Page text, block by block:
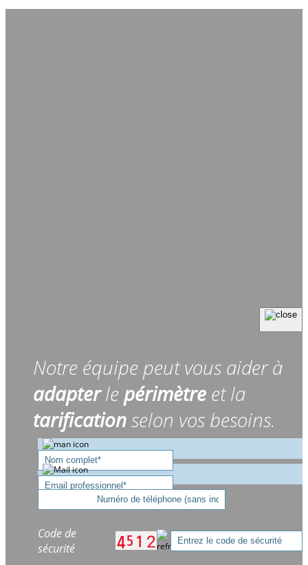
Notre équipe peut vous aider à
adapterle périmètre et la
tarificationselon vos besoins.
Code de
sécurité